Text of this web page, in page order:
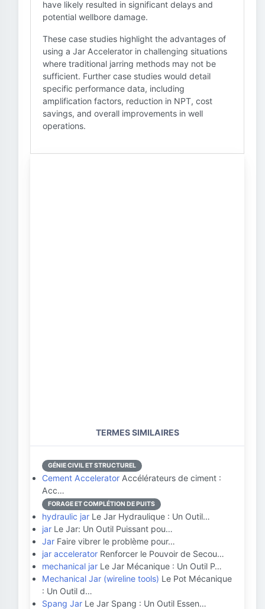
have likely resulted in significant delays and
potential wellbore damage.
These case studies highlight the advantages of
using a Jar Accelerator in challenging situations
where traditional jarring methods may not be
sufficient. Further case studies would detail
specific performance data, including
amplification factors, reduction in NPT, cost
savings, and overall improvements in well
operations.
TERMES SIMILAIRES
GÉNIE CIVIL ET STRUCTUREL
Cement Accelerator Accélérateurs de ciment :
Acc…
FORAGE ET COMPLÉTION DE PUITS
hydraulic jar Le Jar Hydraulique : Un Outil…
jar Le Jar: Un Outil Puissant pou…
Jar Faire vibrer le problème pour…
jar accelerator Renforcer le Pouvoir de Secou…
mechanical jar Le Jar Mécanique : Un Outil P…
Mechanical Jar (wireline tools) Le Pot Mécanique
: Un Outil d…
Spang Jar Le Jar Spang : Un Outil Essen…